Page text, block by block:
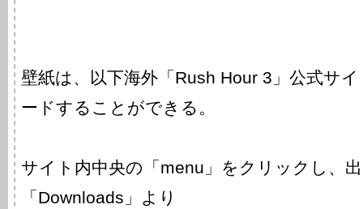
壁紙は、以下海外「Rush Hour 3」公式サ
ードすることができる。
サイト内中央の「menu」をクリックし、
「Downloads」より